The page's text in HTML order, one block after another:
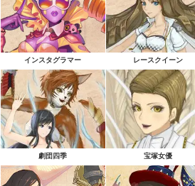
インスタグラマー レースクイーン
劇団四季 宝塚女優